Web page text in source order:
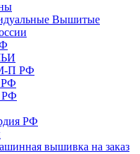
Вышитые
П РФ
РФ
вышивка на заказ